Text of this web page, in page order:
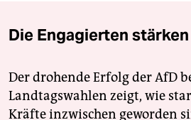
Die Engagierten stärken
Der drohende Erfolg der AfD
Landtagswahlen zeigt, wie
Kräfte inzwischen geworden